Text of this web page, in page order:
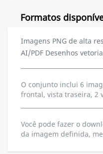
Formatos
Imagens PNG de alta
AI/PDF Desenhos
O conjunto inclui 6
frontal, vista traseira, 2
Você pode fazer o
da imagem definida,